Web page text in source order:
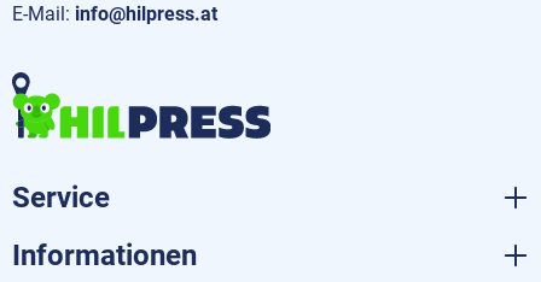
E-Mail: info@hilpress.at
Service
Informationen